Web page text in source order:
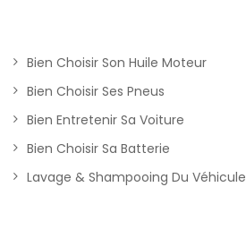
Bien Choisir Son Huile Moteur
Bien Choisir Ses Pneus
Bien Entretenir Sa Voiture
Bien Choisir Sa Batterie
Lavage & Shampooing Du Véhicule